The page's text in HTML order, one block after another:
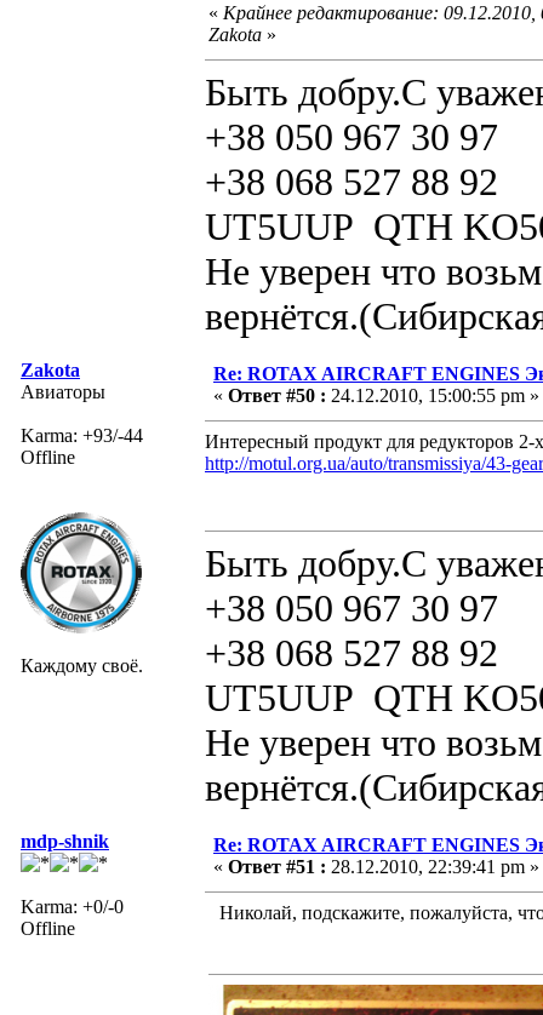
« Крайнее редактирование:
Zakota »
Быть добру.С
+38 050 967 30 97
+38 068 527 88 92
UT5UUP QTH
Не уверен что
Zakota
Авиаторы
Karma: +93/-44
Offline
Каждому своё.
Re: ROTAX AIRCRAFT ENGINES
« Ответ #50 : 24.12.2010, 15:00:55 pm »
Интересный продукт для редукторов 2-
http://motul.org.ua/auto/transmissiya/43-
Быть добру.С
+38 050 967 30 97
+38 068 527 88 92
UT5UUP QTH
Не уверен что
mdp-shnik
Karma: +0/-0
Offline
Re: ROTAX AIRCRAFT ENGINES
« Ответ #51 : 28.12.2010, 22:39:41 pm »
Николай, подскажите, пожалуйста,